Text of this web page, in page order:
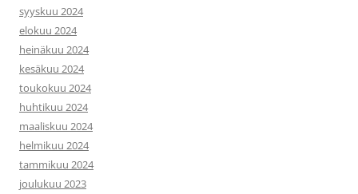
syyskuu 2024
elokuu 2024
heinäkuu 2024
kesäkuu 2024
toukokuu 2024
huhtikuu 2024
maaliskuu 2024
helmikuu 2024
tammikuu 2024
joulukuu 2023